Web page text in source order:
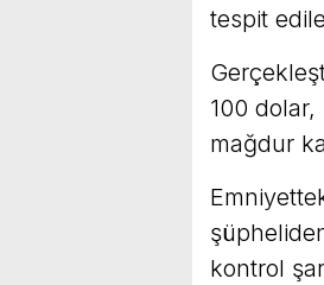
tespit
100
mağdur
kontrol